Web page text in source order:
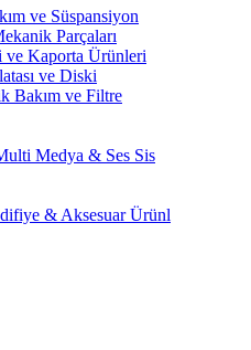
ve Süspansiyon
Parçaları
ve Kaporta Ürünleri
ve Diski
Bakım ve Filtre
Medya & Ses Sis
& Aksesuar Ürünl